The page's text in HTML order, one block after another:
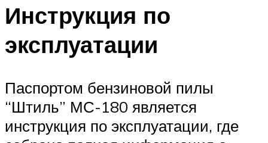
Инструкция по
эксплуатации
Паспортом бензиновой пилы
“Штиль” МС-180 является
инструкция по эксплуатации, где